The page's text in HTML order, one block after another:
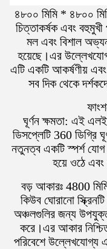
৪৮০০ মিমি * ৪৮০০
চিত্তাকর্ষক এবং বহুমুখী
মল এবং বিশাল
হয়েছে।এর
এটি একটি আকর্ষণীয় এবং
সব দিক থেকে
ঘূর্ণন ক্ষমতা: এই
ডিসপ্লেটি 360 ডিগ্রি
নতুনত্ব একটি স্পর্শ যোগ
হয়ে ওঠে
বড় আকারঃ 4800
কিউব ঘোরানো
অঞ্চলগুলির জন্য উপযুক্ত
করে।এর আকার
পরিবেশে উল্লেখযোগ্য